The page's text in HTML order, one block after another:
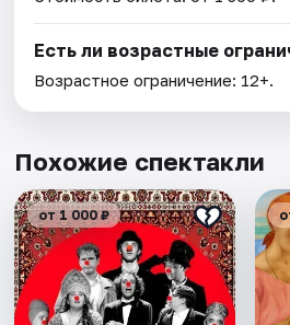
Есть ли возрастные
Возрастное ограничение: 12+.
Похожие спектакли
от 1 000 ₽